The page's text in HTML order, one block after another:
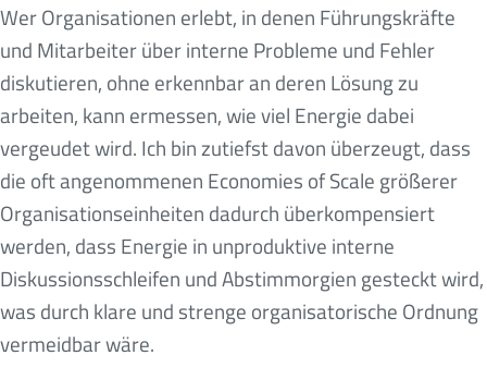
Wer Organisationen erlebt, in denen Führungskräfte
und Mitarbeiter über interne Probleme und Fehler
diskutieren, ohne erkennbar an deren Lösung zu
arbeiten, kann ermessen, wie viel Energie dabei
vergeudet wird. Ich bin zutiefst davon überzeugt, dass
die oft angenommenen Economies of Scale größerer
Organisationseinheiten dadurch überkompensiert
werden, dass Energie in unproduktive interne
Diskussionsschleifen und Abstimmorgien gesteckt wird,
was durch klare und strenge organisatorische Ordnung
vermeidbar wäre.